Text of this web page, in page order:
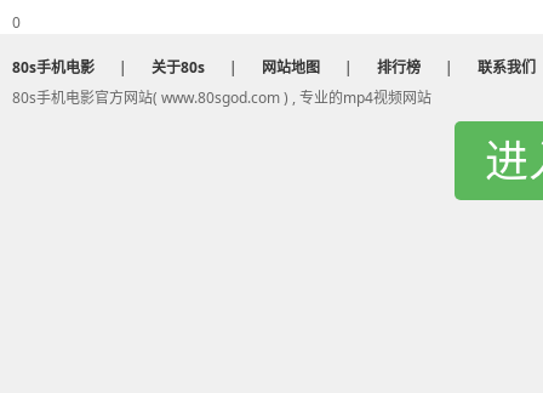
0
80s手机电影 | 关于80s | 网站地图 | 排行榜 |
联系我们
80s手机电影官方网站( www.80sgod.com ) , 专业的mp4视频网站
进